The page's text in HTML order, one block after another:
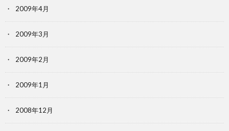
2009年4月
2009年3月
2009年2月
2009年1月
2008年12月